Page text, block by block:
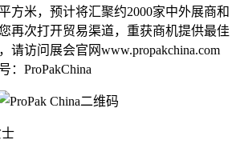
方米，预计将汇聚约2000家中外展商和
再次打开贸易渠道，重获商机提供最佳
请访问展会官网www.propakchina.com
：ProPakChina